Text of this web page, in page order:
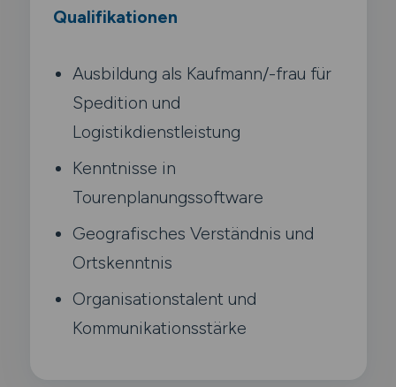
Qualifikationen
Ausbildung als Kaufmann/-frau für
Spedition und
Logistikdienstleistung
Kenntnisse in
Tourenplanungssoftware
Geografisches Verständnis und
Ortskenntnis
Organisationstalent und
Kommunikationsstärke